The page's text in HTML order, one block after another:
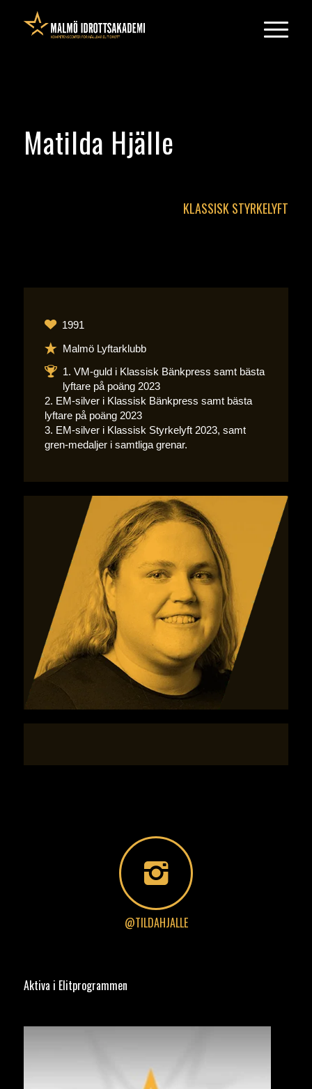
Matilda Hjälle
KLASSISK STYRKELYFT
1991
Malmö Lyftarklubb
1. VM-guld i Klassisk Bänkpress samt bästa
lyftare på poäng 2023
2. EM-silver i Klassisk Bänkpress samt bästa
lyftare på poäng 2023
3. EM-silver i Klassisk Styrkelyft 2023, samt
gren-medaljer i samtliga grenar.
@TILDAHJALLE
Aktiva i Elitprogrammen